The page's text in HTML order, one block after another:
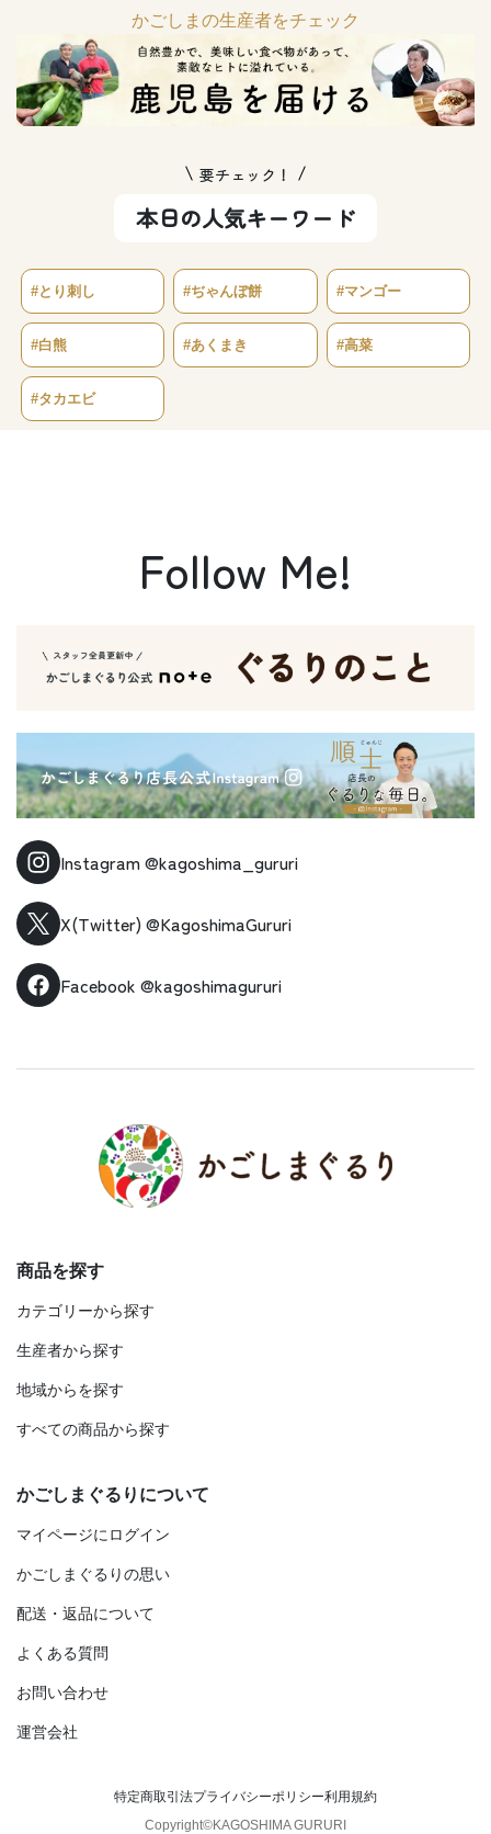
かごしまの生産者をチェック
要チェック！
本日の人気キーワード
#とり刺し #ぢゃんぼ餅 #マンゴー
#白熊 #あくまき #高菜
#タカエビ
Follow Me!
Instagram@kagoshima_gururi
X(Twitter) @KagoshimaGururi
Facebook @kagoshimagururi
商品を探す
カテゴリーから探す
生産者から探す
地域からを探す
すべての商品から探す
かごしまぐるりについて
マイページにログイン
かごしまぐるりの思い
配送・返品について
よくある質問
お問い合わせ
運営会社
特定商取引法プライバシーポリシー利用規約
Copyright©KAGOSHIMA GURURI